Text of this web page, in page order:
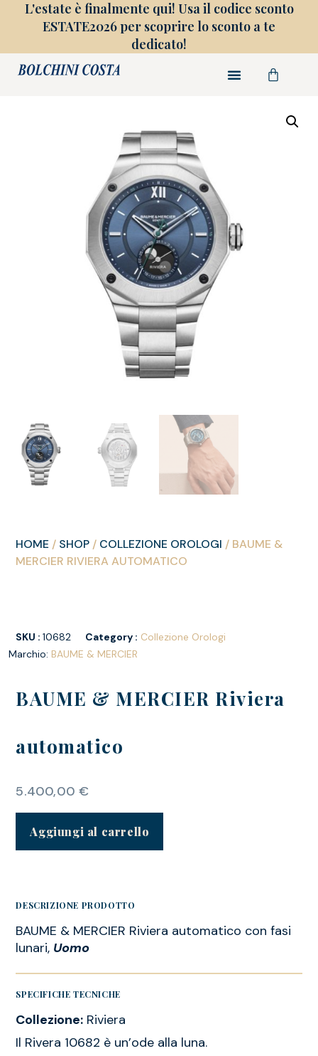
L'estate è finalmente qui! Usa il codice sconto
ESTATE2026 per scoprire lo sconto a te
dedicato!
HOME / SHOP / COLLEZIONE OROLOGI / BAUME &
MERCIER RIVIERA AUTOMATICO
SKU :10682 Category : Collezione Orologi
Marchio: BAUME & MERCIER
BAUME & MERCIER Riviera
automatico
5.400,00€
Aggiungi al carrello
DESCRIZIONE PRODOTTO
BAUME & MERCIER Riviera automatico con fasi
lunari, Uomo
SPECIFICHE TECNICHE
Collezione: Riviera
Il Rivera 10682 è un’ode alla luna.